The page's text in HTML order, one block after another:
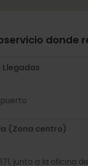
donde
Llegadas
(Zona centro)
junto a la oficina